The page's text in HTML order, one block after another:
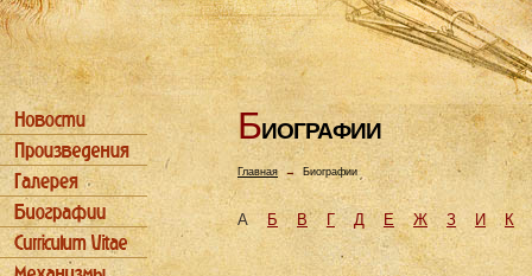
БИОГРАФИИ
Главная→ Биографии
АБ В Г Д Е Ж З И К